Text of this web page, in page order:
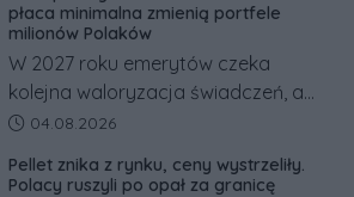
odwrócić nawet natychmiastowe
działania służb ratunkowych.
płaca minimalna zmienią portfele
milionów Polaków
W 2027 roku emerytów czeka
kolejna waloryzacja świadczeń, a
pracowników podwyżka płacy
tym zmianom zyskają.
Data dodania artykułu:
04.08.2026
Pellet znika z rynku, ceny wystrzeliły.
Polacy ruszyli po opał za granicę